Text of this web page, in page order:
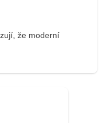
že moderní